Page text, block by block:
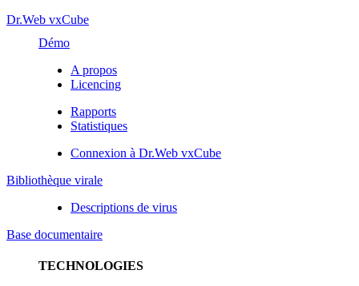
Dr.Web vxCube
Démo
A propos
Licencing
Rapports
Statistiques
Connexion à Dr.Web vxCube
Bibliothèque virale
Descriptions de virus
Base documentaire
TECHNOLOGIES